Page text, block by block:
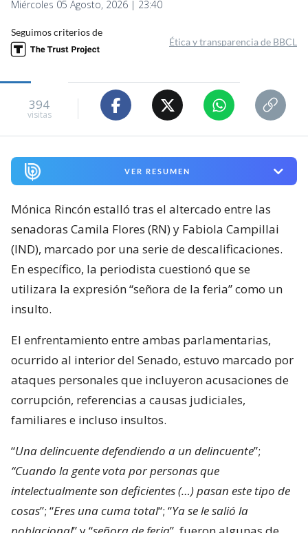
Miércoles 05 Agosto, 2026 | 23:40
Seguimos criterios de
Ética y transparencia de BBCL
394
visitas
VER RESUMEN
Mónica Rincón estalló tras el altercado entre las
senadoras Camila Flores (RN) y Fabiola Campillai
(IND), marcado por una serie de descalificaciones.
En específico, la periodista cuestionó que se
utilizara la expresión “señora de la feria” como un
insulto.
El enfrentamiento entre ambas parlamentarias,
ocurrido al interior del Senado, estuvo marcado por
ataques personales que incluyeron acusaciones de
corrupción, referencias a causas judiciales,
familiares e incluso insultos.
“Una delincuente defendiendo a un delincuente”;
“Cuando la gente vota por personas que
intelectualmente son deficientes (…) pasan este tipo de
cosas”; “Eres una cuma total“; “Ya se le salió la